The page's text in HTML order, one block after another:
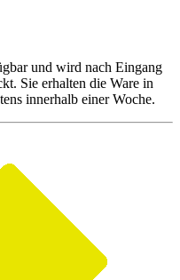
und wird nach Eingang
Sie erhalten die Ware in
innerhalb einer Woche.